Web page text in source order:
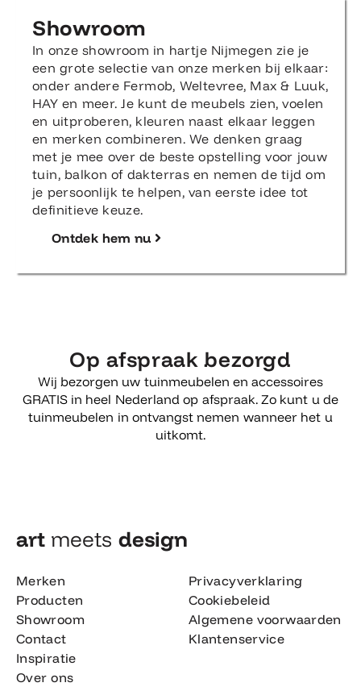
Showroom
In onze showroom in hartje Nijmegen zie je
een grote selectie van onze merken bij elkaar:
onder andere Fermob, Weltevree, Max & Luuk,
HAY en meer. Je kunt de meubels zien, voelen
en uitproberen, kleuren naast elkaar leggen
en merken combineren. We denken graag
met je mee over de beste opstelling voor jouw
tuin, balkon of dakterras en nemen de tijd om
je persoonlijk te helpen, van eerste idee tot
definitieve keuze.
Ontdek hem nu
Op afspraak bezorgd
Wij bezorgen uw tuinmeubelen en accessoires
GRATIS in heel Nederland op afspraak. Zo kunt u de
tuinmeubelen in ontvangst nemen wanneer het u
uitkomt.
art meets design​
Merken
Producten
Showroom
Contact
Inspiratie
Over ons
Privacyverklaring
Cookiebeleid
Algemene voorwaarden
Klantenservice